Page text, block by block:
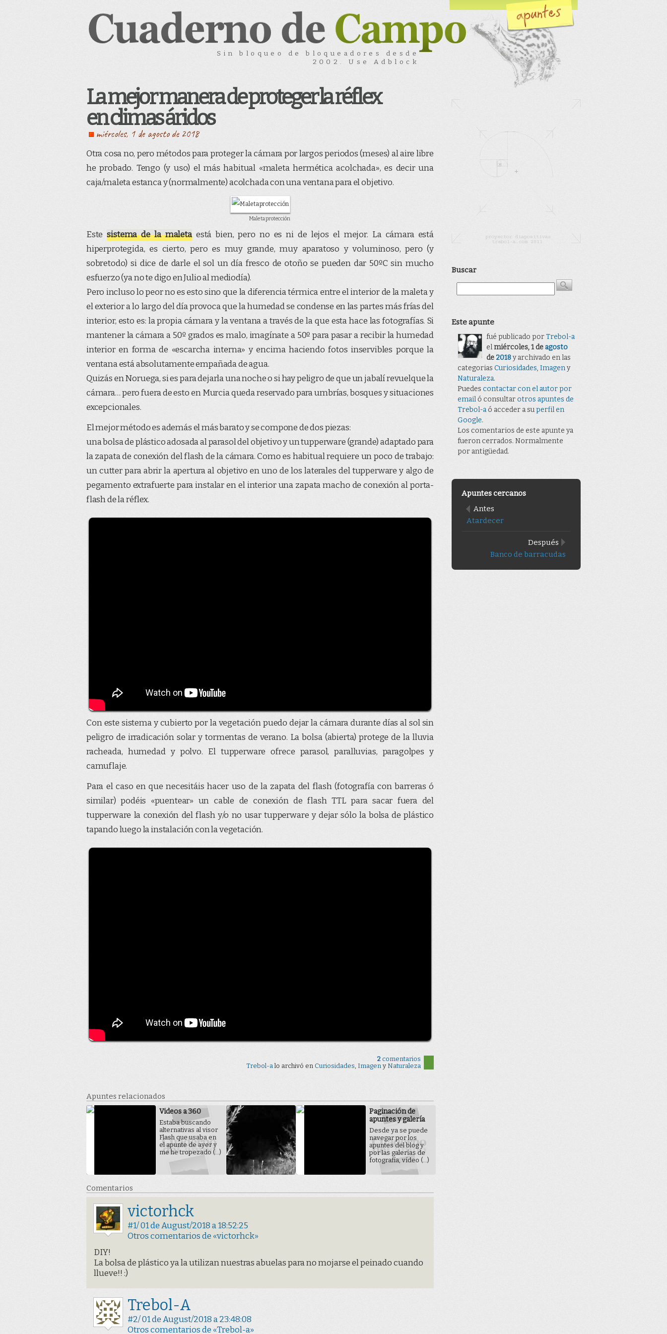
Sin bloqueo de bloqueadores desde
2002. Use Adblock
La mejor manera de proteger la réflex
en climas áridos
miércoles, 1 de agosto de 2018
Otra cosa no, pero métodos para proteger la cámara por largos periodos (meses) al aire libre
he probado. Tengo (y uso) el más habitual «maleta hermética acolchada», es decir una
caja/maleta estanca y (normalmente) acolchada con una ventana para el objetivo.
Maleta protección
Estesistema de la maletaestá bien, pero no es ni de lejos el mejor. La cámara está
hiperprotegida, es cierto, pero es muy grande, muy aparatoso y voluminoso, pero (y
sobretodo) si dice de darle el sol un día fresco de otoño se pueden dar 50ºC sin mucho
esfuerzo (ya no te digo en Julio al mediodía).
Pero incluso lo peor no es esto sino que la diferencia térmica entre el interior de la maleta y
el exterior a lo largo del día provoca que la humedad se condense en las partes más frías del
interior, esto es: la propia cámara y la ventana a través de la que esta hace las fotografías. Si
mantener la cámara a 50º grados es malo, imagínate a 50º para pasar a recibir la humedad
interior en forma de «escarcha interna» y encima haciendo fotos inservibles porque la
ventana está absolutamente empañada de agua.
Quizás en Noruega, si es para dejarla una noche o si hay peligro de que un jabalí revuelque la
cámara… pero fuera de esto en Murcia queda reservado para umbrías, bosques y situaciones
excepcionales.
El mejor método es además el más barato y se compone de dos piezas:
una bolsa de plástico adosada al parasol del objetivo y un tupperware (grande) adaptado para
la zapata de conexión del flash de la cámara. Como es habitual requiere un poco de trabajo:
un cutter para abrir la apertura al objetivo en uno de los laterales del tupperware y algo de
pegamento extrafuerte para instalar en el interior una zapata macho de conexión al porta-
flash de la réflex.
Con este sistema y cubierto por la vegetación puedo dejar la cámara durante días al sol sin
peligro de irradicación solar y tormentas de verano. La bolsa (abierta) protege de la lluvia
racheada, humedad y polvo. El tupperware ofrece parasol, paralluvias, paragolpes y
camuflaje.
Para el caso en que necesitáis hacer uso de la zapata del flash (fotografía con barreras ó
similar) podéis «puentear» un cable de conexión de flash TTL para sacar fuera del
tupperware la conexión del flash y/o no usar tupperware y dejar sólo la bolsa de plástico
tapando luego la instalación con la vegetación.
2 comentarios
Trebol-a lo archivó en Curiosidades, Imagen y Naturaleza
Apuntes relacionados
Videos a 360
Estaba buscando
alternativas al visor
Flash que usaba en
el apunte de ayer y
me he tropezado (...)
Paginación de
apuntes y galería
Desde ya se puede
navegar por los
apuntes del blog y
por las galerías de
fotografía, vídeo (...)
Comentarios
Victorhck
#1/ 01 de August/2018 a 18:52:25
Otros comentarios de «victorhck»
DIY!
La bolsa de plástico ya la utilizan nuestras abuelas para no mojarse el peinado cuando
llueve!! :)
Trebol-A
#2/ 01 de August/2018 a 23:48:08
Otros comentarios de «Trebol-a»
Buscar
Este apunte
fué publicado porTrebol-a
elmiércoles, 1 deagosto
de 2018y archivado en las
categorias Curiosidades, Imageny
Naturaleza.
Puedes contactar con el autor por
emailó consultarotros apuntes de
Trebol-aó acceder a superfil en
Google.
Los comentarios de este apunte ya
fueron cerrados. Normalmente
por antigüedad.
Apuntes cercanos
Antes
Atardecer
Después
Banco de barracudas